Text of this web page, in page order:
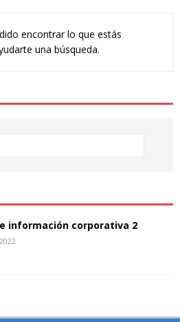
encontrar lo que estás
una búsqueda.
información corporativa 2